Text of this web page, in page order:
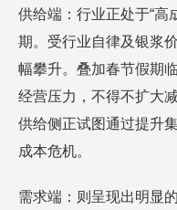
供给端：行业正处于“高
期。受行业自律及银浆
幅攀升。叠加春节假期
经营压力，不得不扩大
供给侧正试图通过提升
成本危机。
需求端：则呈现出明显